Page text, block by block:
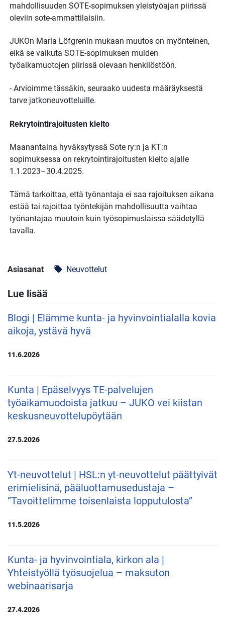
mahdollisuuden SOTE-sopimuksen yleistyöajan piirissä
oleviin sote-ammattilaisiin.
JUKOn Maria Löfgrenin mukaan muutos on myönteinen,
eikä se vaikuta SOTE-sopimuksen muiden
työaikamuotojen piirissä olevaan henkilöstöön.
- Arvioimme tässäkin, seuraako uudesta määräyksestä
tarve jatkoneuvotteluille.
Rekrytointirajoitusten kielto
Maanantaina hyväksytyssä Sote ry:n ja KT:n
sopimuksessa on rekrytointirajoitusten kielto ajalle
1.1.2023–30.4.2025.
Tämä tarkoittaa, että työnantaja ei saa rajoituksen aikana
estää tai rajoittaa työntekijän mahdollisuutta vaihtaa
työnantajaa muutoin kuin työsopimuslaissa säädetyllä
tavalla.
Asiasanat local_offer Neuvottelut
Lue lisää
Blogi | Elämme kunta- ja hyvinvointialalla kovia
aikoja, ystävä hyvä
11.6.2026
Kunta | Epäselvyys TE-palvelujen
työaikamuodoista jatkuu – JUKO vei kiistan
keskusneuvottelupöytään
27.5.2026
Yt-neuvottelut | HSL:n yt-neuvottelut päättyivät
erimielisinä, pääluottamusedustaja –
”Tavoittelimme toisenlaista lopputulosta”
11.5.2026
Kunta- ja hyvinvointiala, kirkon ala |
Yhteistyöllä työsuojelua – maksuton
webinaarisarja
27.4.2026